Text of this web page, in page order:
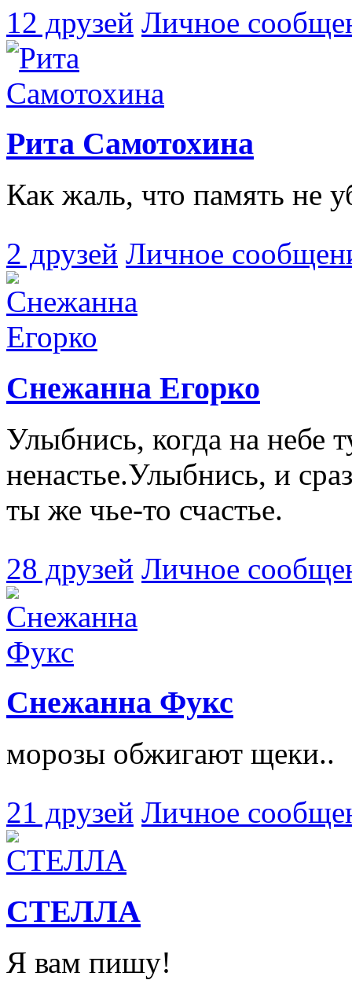
12 друзей Личное
Рита Самотохина
Как жаль, что память не
2 друзей Личное
Снежанна Егорко
Улыбнись, когда на небе
ненастье.Улыбнись, и
ты же чье-то счастье.
28 друзей Личное
Снежанна Фукс
морозы обжигают щеки..
21 друзей Личное
СТЕЛЛА
Я вам пишу!